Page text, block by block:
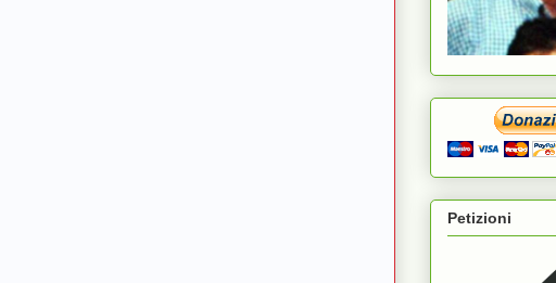
Petizioni